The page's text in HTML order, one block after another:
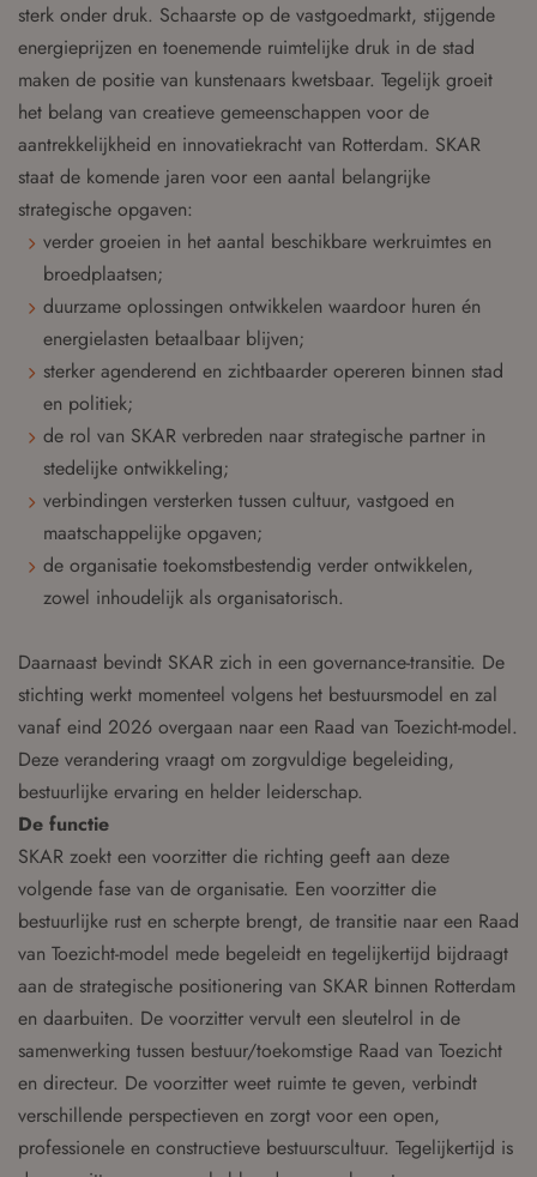
sterk onder druk. Schaarste op de vastgoedmarkt, stijgende
energieprijzen en toenemende ruimtelijke druk in de stad
maken de positie van kunstenaars kwetsbaar. Tegelijk groeit
het belang van creatieve gemeenschappen voor de
aantrekkelijkheid en innovatiekracht van Rotterdam. SKAR
staat de komende jaren voor een aantal belangrijke
strategische opgaven:
verder groeien in het aantal beschikbare werkruimtes en
broedplaatsen;
duurzame oplossingen ontwikkelen waardoor huren én
energielasten betaalbaar blijven;
sterker agenderend en zichtbaarder opereren binnen stad
en politiek;
de rol van SKAR verbreden naar strategische partner in
stedelijke ontwikkeling;
verbindingen versterken tussen cultuur, vastgoed en
maatschappelijke opgaven;
de organisatie toekomstbestendig verder ontwikkelen,
zowel inhoudelijk als organisatorisch.
Daarnaast bevindt SKAR zich in een governance-transitie. De
stichting werkt momenteel volgens het bestuursmodel en zal
vanaf eind 2026 overgaan naar een Raad van Toezicht-model.
Deze verandering vraagt om zorgvuldige begeleiding,
bestuurlijke ervaring en helder leiderschap.
De functie
SKAR zoekt een voorzitter die richting geeft aan deze
volgende fase van de organisatie. Een voorzitter die
bestuurlijke rust en scherpte brengt, de transitie naar een Raad
van Toezicht-model mede begeleidt en tegelijkertijd bijdraagt
aan de strategische positionering van SKAR binnen Rotterdam
en daarbuiten. De voorzitter vervult een sleutelrol in de
samenwerking tussen bestuur/toekomstige Raad van Toezicht
en directeur. De voorzitter weet ruimte te geven, verbindt
verschillende perspectieven en zorgt voor een open,
professionele en constructieve bestuurscultuur. Tegelijkertijd is